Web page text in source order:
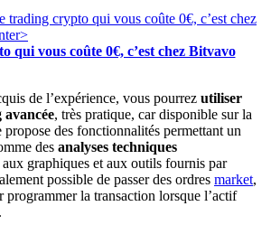
qui vous coûte 0€, c’est chez Bitvavo
de l’expérience, vous pourrez utiliser
, très pratique, car disponible sur la
des fonctionnalités permettant un
des analyses techniques
graphiques et aux outils fournis par
possible de passer des ordres market,
la transaction lorsque l’actif